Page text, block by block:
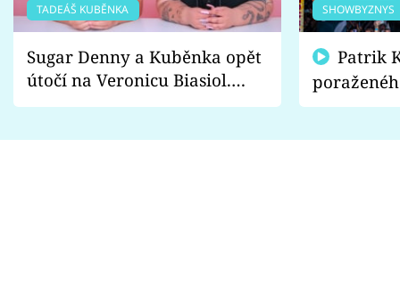
TADEÁŠ KUBĚNKA
Sugar Denny a Kuběnka opět
útočí na Veronicu Biasiol.
Proč je podle nich falešná a
SHOWBYZNYS
fanoušci